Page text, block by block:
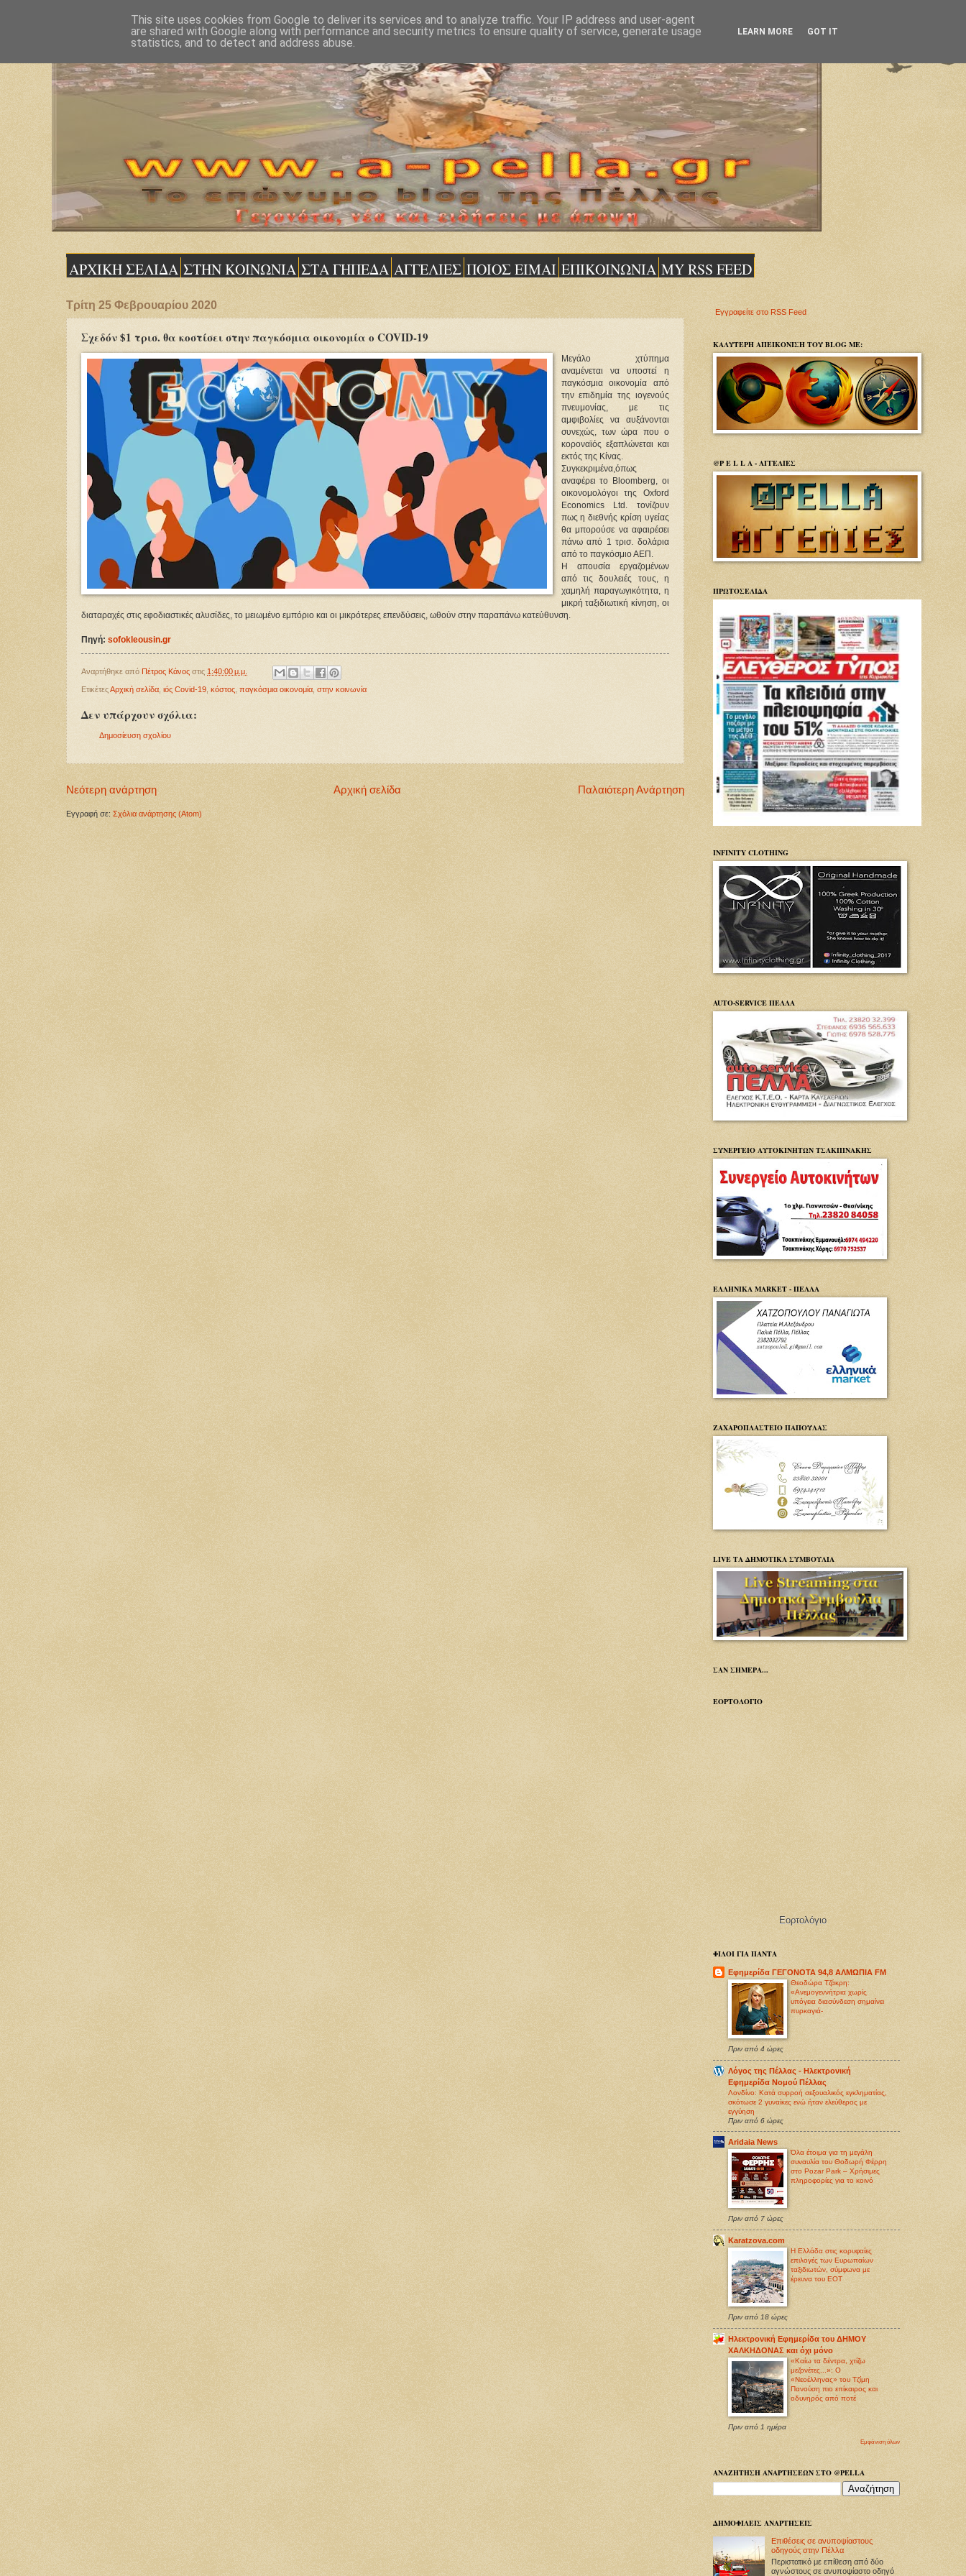
ΑΡΧΙΚΗ ΣΕΛΙΔΑ ΣΤΗΝ ΚΟΙΝΩΝΙΑ ΣΤΑ ΓΗΠΕΔΑ ΑΓΓΕΛΙΕΣ ΠΟΙΟΣ ΕΙΜΑΙ ΕΠΙΚΟΙΝΩΝΙΑ MY RSS FEED
Τρίτη 25 Φεβρουαρίου 2020
Σχεδόν $1 τρισ. θα κοστίσει στην παγκόσμια οικονομία ο COVID-19
Μεγάλο χτύπημα
αναμένεται να υποστεί η
παγκόσμια οικονομία από
την επιδημία της ιογενούς
πνευμονίας, με τις
αμφιβολίες να αυξάνονται
συνεχώς, των ώρα που ο
κοροναϊός εξαπλώνεται και
εκτός της Κίνας.
Συγκεκριμένα,όπως
αναφέρει το Bloomberg, οι
οικονομολόγοι της Oxford
Economics Ltd. τονίζουν
πως η διεθνής κρίση υγείας
θα μπορούσε να αφαιρέσει
πάνω από 1 τρισ. δολάρια
από το παγκόσμιο ΑΕΠ.
Η απουσία εργαζομένων
από τις δουλειές τους, η
χαμηλή παραγωγικότητα, η
μικρή ταξιδιωτική κίνηση, οι
διαταραχές στις εφοδιαστικές αλυσίδες, το μειωμένο εμπόριο και οι μικρότερες επενδύσεις, ωθούν στην παραπάνω κατεύθυνση.
Πηγή: sofokleousin.gr
Αναρτήθηκε από Πέτρος Κάνος στις 1:40:00 μ.μ.
ΕτικέτεςΑρχική σελίδα ιός Covid-19 κόστος παγκόσμια οικονομία στην κοινωνία
Δεν υπάρχουν σχόλια:
Δημοσίευση σχολίου
Νεότερη ανάρτηση Παλαιότερη Ανάρτηση
Αρχική σελίδα
Εγγραφή σε: Σχόλια ανάρτησης (Atom)
Εγγραφείτε στο RSS Feed
ΚΑΛΥΤΕΡΗ ΑΠΕΙΚΟΝΙΣΗ ΤΟΥ BLOG ΜΕ:
@P E L L A - ΑΓΓΕΛΙΕΣ
ΠΡΩΤΟΣΕΛΙΔΑ
INFINITY CLOTHING
AUTO-SERVICE ΠΕΛΛΑ
ΣΥΝΕΡΓΕΙΟ ΑΥΤΟΚΙΝΗΤΩΝ ΤΣΑΚΠΙΝΑΚΗΣ
ΕΛΛΗΝΙΚΑ MARKET - ΠΕΛΛΑ
ΖΑΧΑΡΟΠΛΑΣΤΕΙΟ ΠΑΠΟΥΛΑΣ
LIVE ΤΑ ΔΗΜΟΤΙΚΑ ΣΥΜΒΟΥΛΙΑ
ΣΑΝ ΣΗΜΕΡΑ...
ΕΟΡΤΟΛΟΓΙΟ
Εορτολόγιο
ΦΙΛΟΙ ΓΙΑ ΠΑΝΤΑ
Εφημερίδα ΓΕΓΟΝΟΤΑ 94,8 ΑΛΜΩΠΙΑ FM
Θεοδώρα Τζάκρη:
«Ανεμογεννήτρια χωρίς
υπόγεια διασύνδεση σημαίνει
πυρκαγιά-
Πριν από 4 ώρες
Λόγος της Πέλλας - Ηλεκτρονική
Εφημερίδα Νομού Πέλλας
Λονδίνο: Κατά συρροή σεξoυαλικός εγκληματίας,
σκότωσε 2 γυναίκες ενώ ήταν ελεύθερος με
εγγύηση
Πριν από 6 ώρες
Aridaia News
Όλα έτοιμα για τη μεγάλη
συναυλία του Θοδωρή Φέρρη
στο Pozar Park – Χρήσιμες
πληροφορίες για το κοινό
Πριν από 7 ώρες
Karatzova.com
Η Ελλάδα στις κορυφαίες
επιλογές των Ευρωπαίων
ταξιδιωτών, σύμφωνα με
έρευνα του ΕΟΤ
Πριν από 18 ώρες
Ηλεκτρονική Εφημερίδα του ΔΗΜΟΥ
ΧΑΛΚΗΔΟΝΑΣ και όχι μόνο
«Καίω τα δέντρα, χτίζω
μεζονέτες...»: Ο
«Νεοέλληνας» του Τζίμη
Πανούση πιο επίκαιρος και
οδυνηρός από ποτέ
Πριν από 1 ημέρα
Εμφάνιση όλων
ΑΝΑΖΗΤΗΣΗ ΑΝΑΡΤΗΣΕΩΝ ΣΤΟ @PELLA
ΔΗΜΟΦΙΛΕΙΣ ΑΝΑΡΤΗΣΕΙΣ
Επιθέσεις σε ανυποψίαστους
οδηγούς στην Πέλλα
Περιστατικό με επίθεση από δύο
αγνώστους σε ανυποψίαστο οδηγό
This site uses cookies from Google to deliver its services and to analyze traffic. Your IP address and user-agent
are shared with Google along with performance and security metrics to ensure quality of service, generate usage
statistics, and to detect and address abuse.
LEARN MORE GOT IT